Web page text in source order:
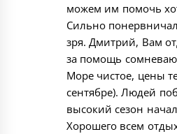
можем им помочь
Сильно
зря. Дмитрий, Вам
за помощь
Море чистое, цены
сентябре). Людей
высокий сезон
Хорошего всем